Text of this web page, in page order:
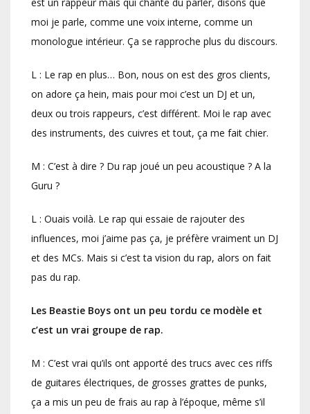
moi je parle, comme une voix interne, comme un
monologue intérieur. Ça se rapproche plus du discours.
L : Le rap en plus… Bon, nous on est des gros clients,
on adore ça hein, mais pour moi c’est un DJ et un,
deux ou trois rappeurs, c’est différent. Moi le rap avec
des instruments, des cuivres et tout, ça me fait chier.
M : C’est à dire ? Du rap joué un peu acoustique ? A la
Guru ?
L : Ouais voilà. Le rap qui essaie de rajouter des
influences, moi j’aime pas ça, je préfère vraiment un DJ
et des MCs. Mais si c’est ta vision du rap, alors on fait
pas du rap.
Les Beastie Boys ont un peu tordu ce modèle et
c’est un vrai groupe de rap.
M : C’est vrai qu’ils ont apporté des trucs avec ces riffs
de guitares électriques, de grosses grattes de punks,
ça a mis un peu de frais au rap à l’époque, même s’il